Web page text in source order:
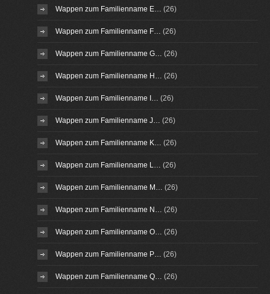
Wappen zum Familienname E… (26)
Wappen zum Familienname F… (26)
Wappen zum Familienname G… (26)
Wappen zum Familienname H… (26)
Wappen zum Familienname I… (26)
Wappen zum Familienname J… (26)
Wappen zum Familienname K… (26)
Wappen zum Familienname L… (26)
Wappen zum Familienname M… (26)
Wappen zum Familienname N… (26)
Wappen zum Familienname O… (26)
Wappen zum Familienname P… (26)
Wappen zum Familienname Q… (26)